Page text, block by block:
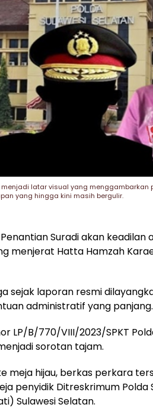
menjadi latar visual yang menggambarkan
yang hingga kini masih bergulir.
Suradi akan keadilan
menjerat Hatta Hamzah
sejak laporan resmi
administratif yang panjang.
LP/B/770/VIII/2023/SPKT
sorotan tajam.
meja hijau, berkas perkara
penyidik Ditreskrimum Polda
Sulawesi Selatan.